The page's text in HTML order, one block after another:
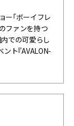
ー「ボーイフレ
ファンを持つ
での可愛らし
ント『AVALON-